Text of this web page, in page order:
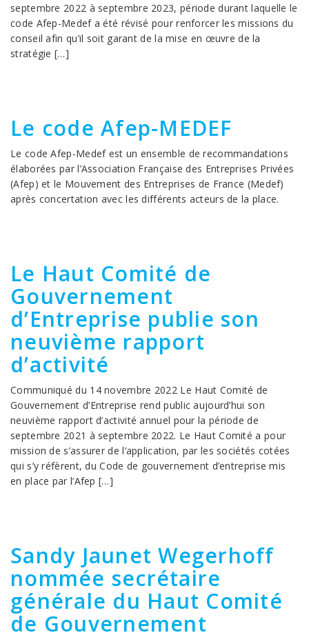
septembre 2022 à septembre 2023, période durant laquelle le
code Afep-Medef a été révisé pour renforcer les missions du
conseil afin qu’il soit garant de la mise en œuvre de la
stratégie […]
Le code Afep-MEDEF
Le code Afep-Medef est un ensemble de recommandations
élaborées par l’Association Française des Entreprises Privées
(Afep) et le Mouvement des Entreprises de France (Medef)
après concertation avec les différents acteurs de la place.
Le Haut Comité de
Gouvernement
d’Entreprise publie son
neuvième rapport
d’activité
Communiqué du 14 novembre 2022 Le Haut Comité de
Gouvernement d’Entreprise rend public aujourd’hui son
neuvième rapport d’activité annuel pour la période de
septembre 2021 à septembre 2022. Le Haut Comité a pour
mission de s’assurer de l’application, par les sociétés cotées
qui s’y réfèrent, du Code de gouvernement d’entreprise mis
en place par l’Afep […]
Sandy Jaunet Wegerhoff
nommée secrétaire
générale du Haut Comité
de Gouvernement